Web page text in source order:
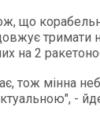
що
тримати
на 2
тож мінна
-